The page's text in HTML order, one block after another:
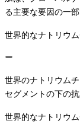
る主要な要因の一部
世界的なナトリウ
世界のナトリウム
セグメントの下の
世界的なナトリウ